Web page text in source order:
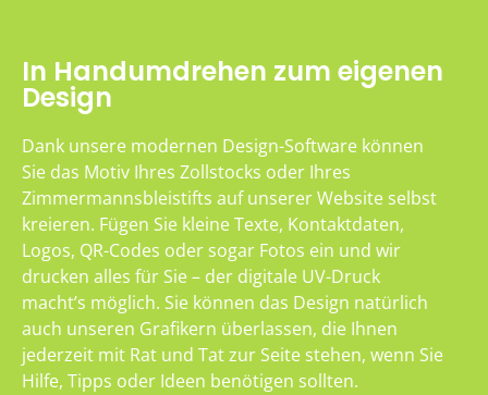
In Handumdrehen zum eigenen
Design
Dank unsere modernen Design-Software können
Sie das Motiv Ihres Zollstocks oder Ihres
Zimmermannsbleistifts auf unserer Website selbst
kreieren. Fügen Sie kleine Texte, Kontaktdaten,
Logos, QR-Codes oder sogar Fotos ein und wir
drucken alles für Sie – der digitale UV-Druck
macht’s möglich. Sie können das Design natürlich
auch unseren Grafikern überlassen, die Ihnen
jederzeit mit Rat und Tat zur Seite stehen, wenn Sie
Hilfe, Tipps oder Ideen benötigen sollten.